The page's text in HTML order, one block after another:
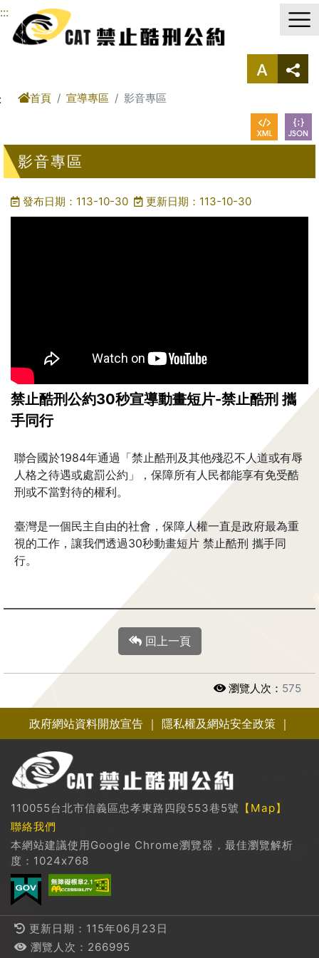
進入內容區塊
:::
首頁 宣導專區 影音專區
影音專區
發布日期：113-10-30 更新日期：113-10-30
禁止酷刑公約30秒宣導動畫短片-禁止酷刑 攜
手同行
聯合國於1984年通過「禁止酷刑及其他殘忍不人道或有辱
人格之待遇或處罰公約」，保障所有人民都能享有免受酷
刑或不當對待的權利。
臺灣是一個民主自由的社會，保障人權一直是政府最為重
視的工作，讓我們透過30秒動畫短片 禁止酷刑 攜手同
行。
回上一頁
瀏覽人次： 575
政府網站資料開放宣告｜ 隱私權及網站安全政策｜
110055台北市信義區忠孝東路四段553巷5號 【Map】
聯絡我們
本網站建議使用Google Chrome瀏覽器，最佳瀏覽解析
度：1024x768
更新日期：115年06月23日
瀏覽人次：266995